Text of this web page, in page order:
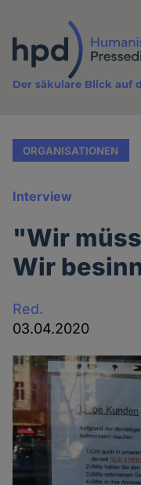
Inhalt
Der säkulare Blick auf
ORGANISATIONEN
Interview
"Wir
Wir
Red.
03.04.2020